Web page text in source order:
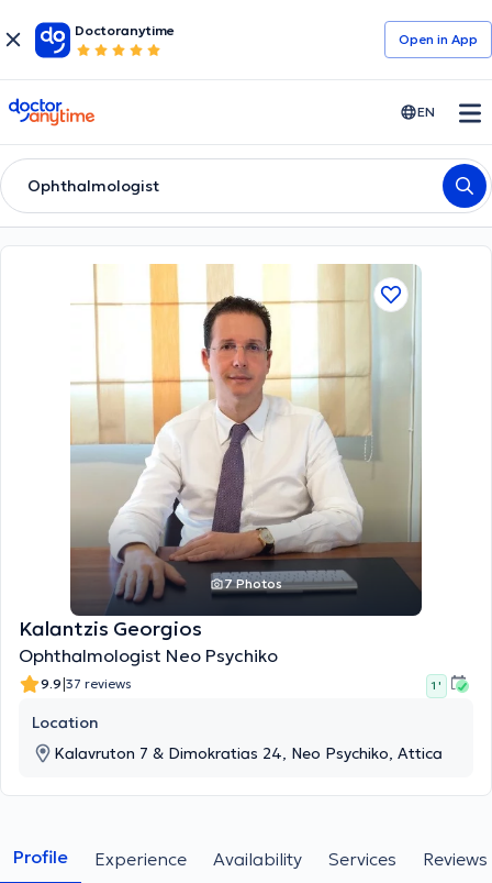
Doctoranytime
Open in Αpp
doctoranytime EN
Ophthalmologist
7 Photos
Kalantzis Georgios
Ophthalmologist Neo Psychiko
9.9|37 reviews 1 '
Location
Kalavruton 7 & Dimokratias 24, Neo Psychiko, Attica
Profile Experience Availability Services Reviews